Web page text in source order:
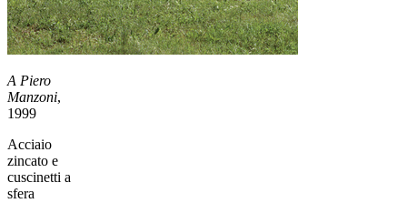
A Piero
Manzoni,
1999
Acciaio
zincato e
cuscinetti a
sfera